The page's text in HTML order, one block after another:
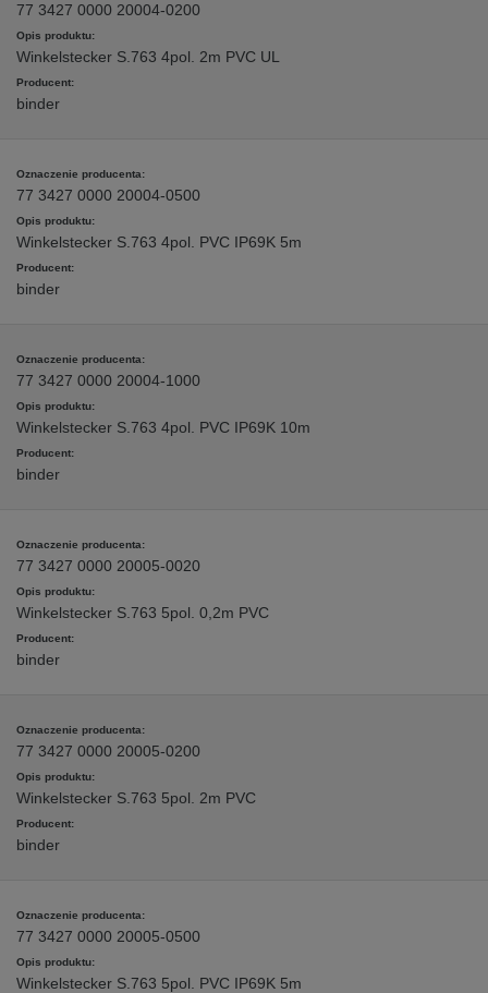
77 3427 0000 20004-0200
Winkelstecker S.763 4pol. 2m PVC UL
binder
77 3427 0000 20004-0500
Winkelstecker S.763 4pol. PVC IP69K 5m
binder
77 3427 0000 20004-1000
Winkelstecker S.763 4pol. PVC IP69K 10m
binder
77 3427 0000 20005-0020
Winkelstecker S.763 5pol. 0,2m PVC
binder
77 3427 0000 20005-0200
Winkelstecker S.763 5pol. 2m PVC
binder
77 3427 0000 20005-0500
Winkelstecker S.763 5pol. PVC IP69K 5m